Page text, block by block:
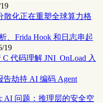
散化正在重塑全球算力格
、Frida Hook 和日志串起
19
C 代码理解 JNI_OnLoad 入
告劫持 AI 编码 Agent
AI 问题：推理层的安全空